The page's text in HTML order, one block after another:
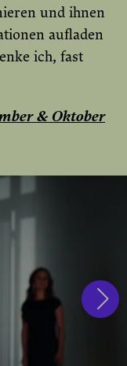
und ihnen
aufladen
ich, fast
& Oktober